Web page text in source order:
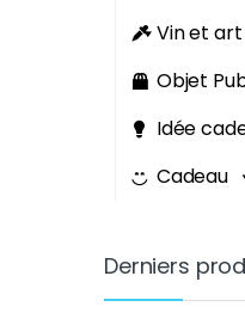
Vin et
Objet
Idée
Cadeau
Derniers